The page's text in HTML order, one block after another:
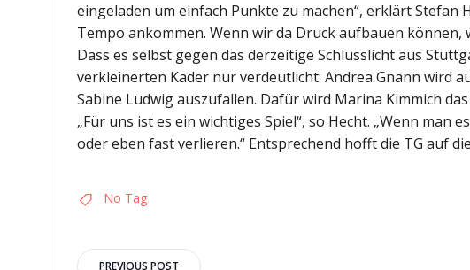
eingeladen um einfach Punkte zu machen“, erklärt Stefan
Tempo ankommen. Wenn wir da Druck aufbauen
Dass es selbst gegen das derzeitige Schlusslicht aus
verkleinerten Kader nur verdeutlicht: Andrea Gnann wird
Sabine Ludwig auszufallen. Dafür wird Marina Kimmich
„Für uns ist es ein wichtiges Spiel“, so Hecht. „Wenn
oder eben fast verlieren.“ Entsprechend hofft die TG auf
No Tag
PREVIOUS POST